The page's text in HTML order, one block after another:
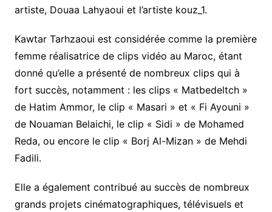
artiste, Douaa Lahyaoui et l’artiste kouz_1.
Kawtar Tarhzaoui est considérée comme la première
femme réalisatrice de clips vidéo au Maroc, étant
donné qu’elle a présenté de nombreux clips qui à
fort succès, notamment : les clips « Matbedeltch »
de Hatim Ammor, le clip « Masari » et « Fi Ayouni »
de Nouaman Belaichi, le clip « Sidi » de Mohamed
Reda, ou encore le clip « Borj Al-Mizan » de Mehdi
Fadili.
Elle a également contribué au succès de nombreux
grands projets cinématographiques, télévisuels et